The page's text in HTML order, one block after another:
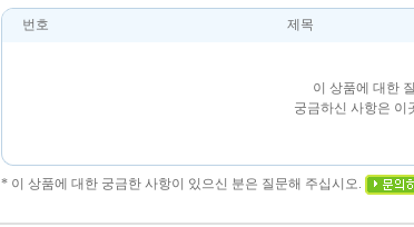
번호 제목
이 상품에 대한
궁금하신 사항은 이
* 이 상품에 대한 궁금한 사항이 있으신 분은 질문해 주십시오.